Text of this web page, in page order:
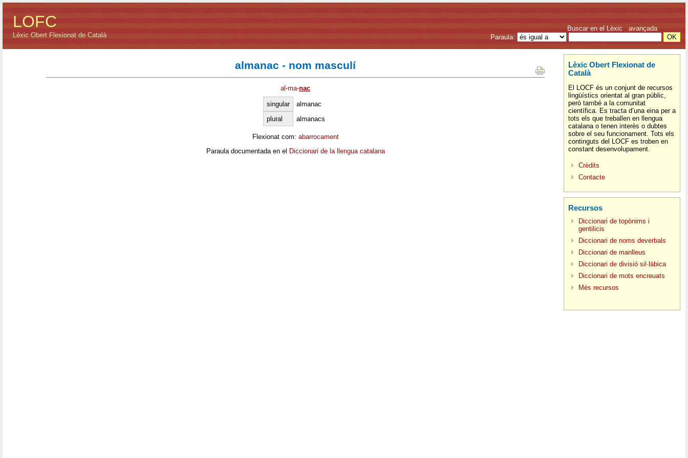
LOFC
Lèxic Obert Flexionat de Català
Buscar en el Lèxic avançada
Paraula:
almanac - nom masculí
al·ma·nac
singular
almanac
plural
almanacs
Flexionat com: abarrocament
Paraula documentada en el Diccionari de la llengua catalana
Lèxic Obert Flexionat de
Català
El LOCF és un conjunt de recursos
lingüístics orientat al gran públic,
però també a la comunitat
científica. Es tracta d’una eina per a
tots els que treballen en llengua
catalana o tenen interès o dubtes
sobre el seu funcionament. Tots els
continguts del LOCF es troben en
constant desenvolupament.
Crèdits
Contacte
Recursos
Diccionari de topònims i
gentilicis
Diccionari de noms deverbals
Diccionari de manlleus
Diccionari de divisió sil·làbica
Diccionari de mots encreuats
Més recursos